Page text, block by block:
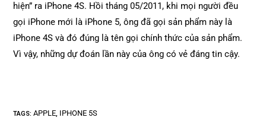
hiện” ra iPhone 4S. Hồi tháng 05/2011, khi mọi người đều
gọi iPhone mới là iPhone 5, ông đã gọi sản phẩm này là
iPhone 4S và đó đúng là tên gọi chính thức của sản phẩm.
Vì vậy, những dự đoán lần này của ông có vẻ đáng tin cậy.
TAGS:APPLE, IPHONE 5S